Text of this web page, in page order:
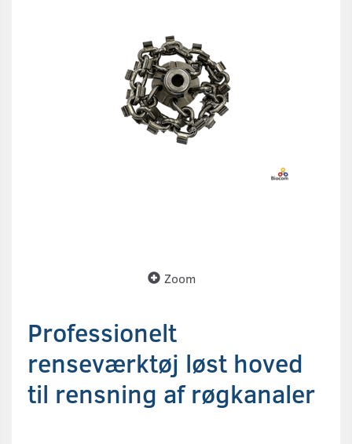
Zoom
Professionelt
renseværktøj løst hoved
til rensning af røgkanaler